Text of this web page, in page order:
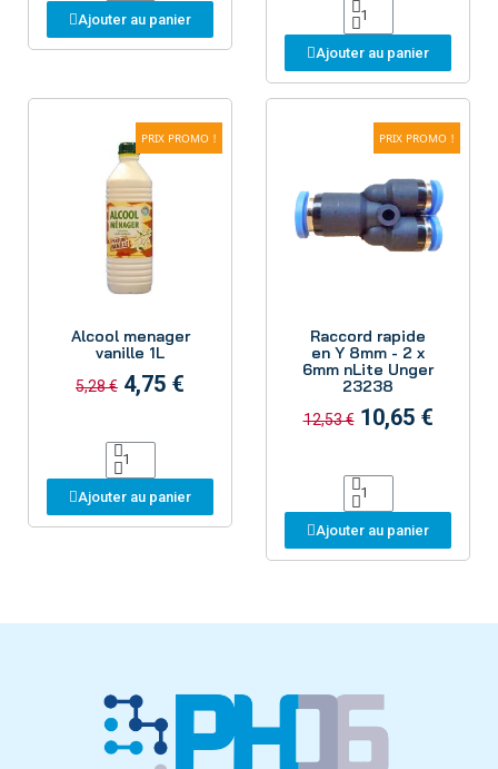
Ajouter au panier
Ajouter au panier
PRIX PROMO !
Alcool menager
vanille 1L
5,28 € 4,75 €
Ajouter au panier
PRIX PROMO !
Raccord rapide
en Y 8mm - 2 x
6mm nLite Unger
23238
12,53 € 10,65 €
Ajouter au panier